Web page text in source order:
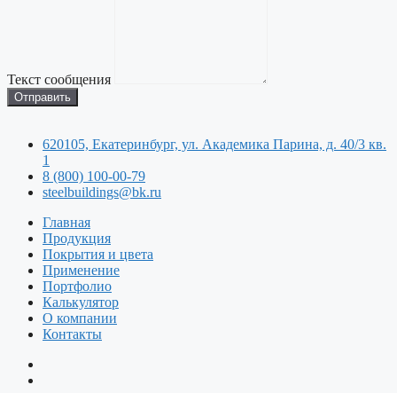
Текст сообщения
Отправить
620105, Екатеринбург, ул. Академика Парина, д. 40/3 кв.
1
8 (800) 100-00-79
steelbuildings@bk.ru
Главная
Продукция
Покрытия и цвета
Применение
Портфолио
Калькулятор
О компании
Контакты